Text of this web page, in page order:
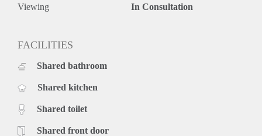
Viewing In Consultation
FACILITIES
Shared bathroom
Shared kitchen
Shared toilet
Shared front door